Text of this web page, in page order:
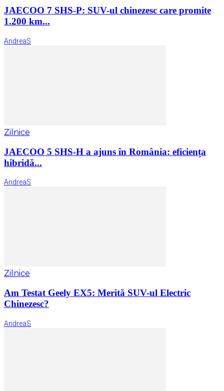
JAECOO 7 SHS-P: SUV-ul chinezesc care promite
1.200 km...
AndreaS
Zilnice
JAECOO 5 SHS-H a ajuns în România: eficiența
hibridă...
AndreaS
Zilnice
Am Testat Geely EX5: Merită SUV-ul Electric
Chinezesc?
AndreaS